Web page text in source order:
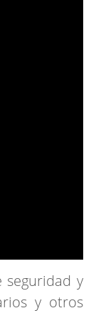
y
y otros